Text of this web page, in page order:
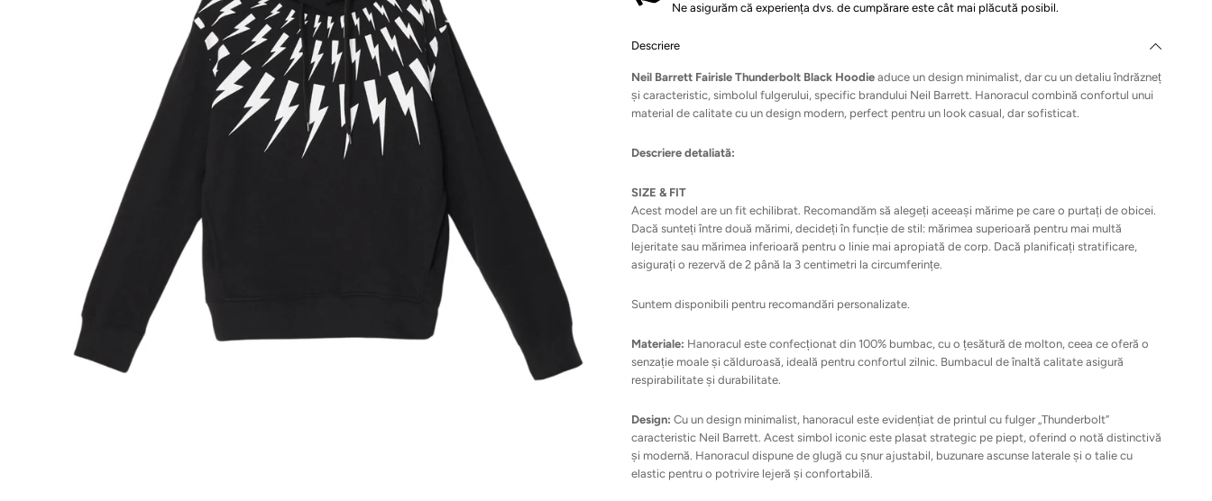
Ne asigurăm că experiența dvs. de cumpărare este cât mai plăcută posibil.
Descriere
Neil Barrett Fairisle Thunderbolt Black Hoodie aduce un design minimalist, dar cu un detaliu îndrăzneț
și caracteristic, simbolul fulgerului, specific brandului Neil Barrett. Hanoracul combină confortul unui
material de calitate cu un design modern, perfect pentru un look casual, dar sofisticat.
Descriere detaliată:
SIZE & FIT
Acest model are un fit echilibrat. Recomandăm să alegeți aceeași mărime pe care o purtați de obicei.
Dacă sunteți între două mărimi, decideți în funcție de stil: mărimea superioară pentru mai multă
lejeritate sau mărimea inferioară pentru o linie mai apropiată de corp. Dacă planificați stratificare,
asigurați o rezervă de 2 până la 3 centimetri la circumferințe.
Suntem disponibili pentru recomandări personalizate.
Materiale: Hanoracul este confecționat din 100% bumbac, cu o țesătură de molton, ceea ce oferă o
senzație moale și călduroasă, ideală pentru confortul zilnic. Bumbacul de înaltă calitate asigură
respirabilitate și durabilitate.
Design: Cu un design minimalist, hanoracul este evidențiat de printul cu fulger „Thunderbolt”
caracteristic Neil Barrett. Acest simbol iconic este plasat strategic pe piept, oferind o notă distinctivă
și modernă. Hanoracul dispune de glugă cu șnur ajustabil, buzunare ascunse laterale și o talie cu
elastic pentru o potrivire lejeră și confortabilă.